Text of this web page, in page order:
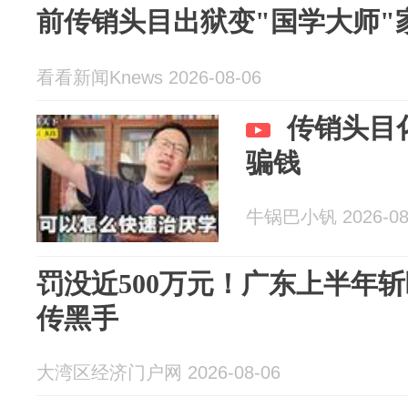
前传销头目出狱变"国学大师"
看看新闻Knews 2026-08-06
传销头目
骗钱
牛锅巴小钒 2026-
罚没近500万元！广东上半年
传黑手
大湾区经济门户网 2026-08-06